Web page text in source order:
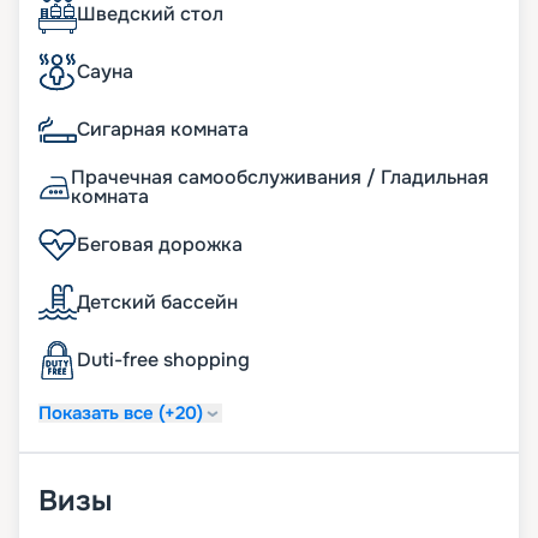
кают, фото интерьеров и другую необходимую
информацию. Вас ждет роскошный комфорт
MSC Musica!
Шведский стол
Сауна
Сигарная комната
Прачечная самообслуживания / Гладильная
комната
Беговая дорожка
Детский бассейн
Duti-free shopping
Показать все (+20)
Визы